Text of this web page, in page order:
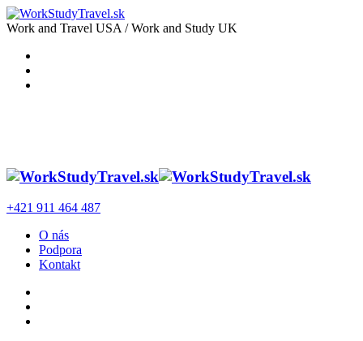
Work and Travel USA / Work and Study UK
+421 911 464 487
O nás
Podpora
Kontakt